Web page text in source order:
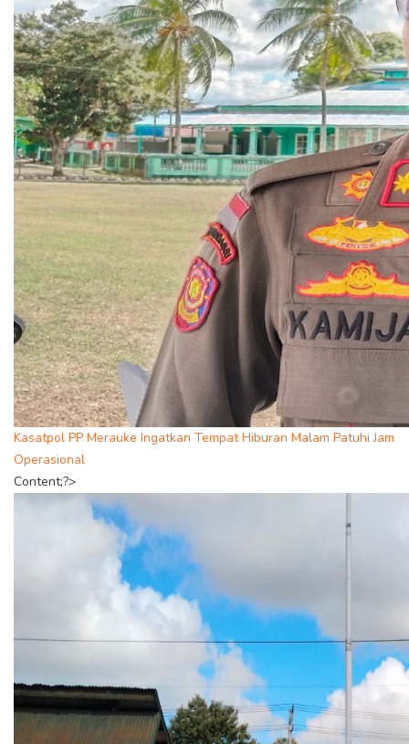
Kasatpol PP Merauke Ingatkan Tempat Hiburan Malam Patuhi Jam
Operasional
Content;?>